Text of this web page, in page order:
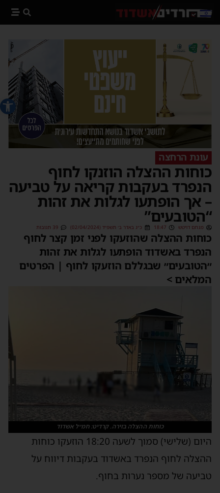
פתח
עונת הרחצה
כוחות ההצלה הוזנקו לחוף
הנפרד בעקבות קריאה על טביעה
– אך הופתעו לגלות את זהות
“הטובעים”
מנחם דויטש 18:47 כ״ג באדר ב׳ תשפ״ד (02/04/2024) 39 תגובות
כוחות ההצלה שהוזעקו לפני זמן קצר לחוף
הנפרד באשדוד הופתעו לגלות את זהות
״הטובעים״ שבגללם הוזעקו לחוף | הפרטים
המלאים >
כוחות ההצלה בזירה. קרדיט: חמ״ל אשדוד
היום (שלישי) סמוך לשעה 18:20 הוזעקו כוחות
ההצלה לחוף הנפרד באשדוד בעקבות דיווח על
טביעה של מספר נערות בחוף.